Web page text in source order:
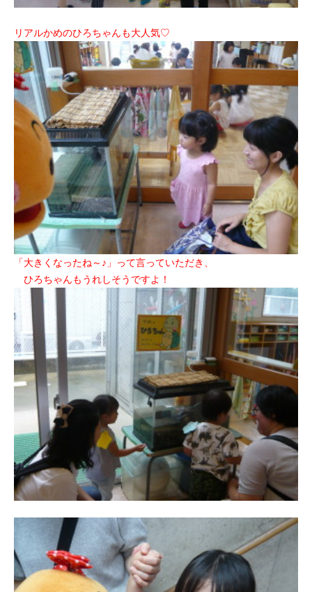
リアルかめのひろちゃんも大人気♡
「大きくなったね～♪」って言っていただき、
ひろちゃんもうれしそうですよ！